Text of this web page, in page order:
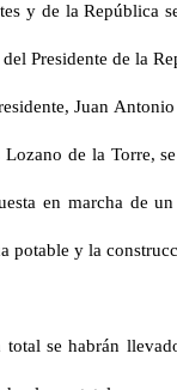
y de la República
Presidente de la
Juan
de la Torre,
en marcha de
potable y la
se habrán